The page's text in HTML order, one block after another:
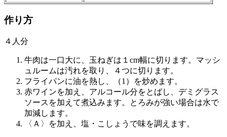
作り方
４人分
牛肉は一口大に、玉ねぎは１cm幅に切ります。マッシ
ュルームは汚れを取り、４つに切ります。
フライパンに油を熱し、（1）を炒めます。
赤ワインを加え、アルコール分をとばし、デミグラス
ソースを加えて煮込みます。とろみが強い場合は水で
加減します。
〈Ａ〉を加え、塩・こしょうで味を調えます。